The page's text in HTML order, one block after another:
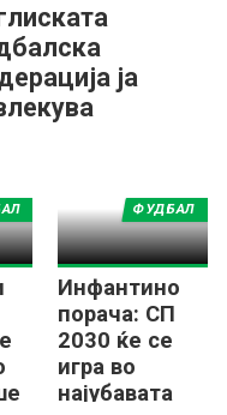
ја
Инфантино
порача: СП
2030 ќе се
игра во
најубавата
ФУДБАЛ